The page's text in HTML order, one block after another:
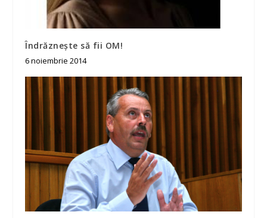
Îndrăznește să fii OM!
6 noiembrie 2014